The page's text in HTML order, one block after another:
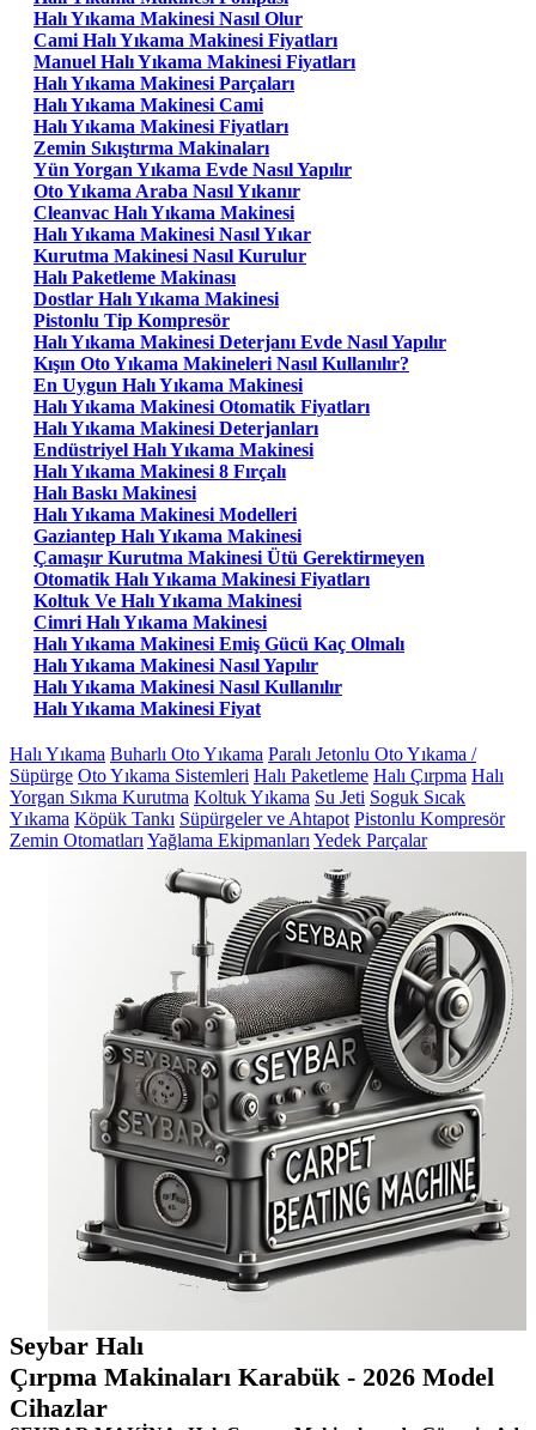
Halı Yıkama Makinesi Nasıl Olur
Cami Halı Yıkama Makinesi Fiyatları
Manuel Halı Yıkama Makinesi Fiyatları
Halı Yıkama Makinesi Parçaları
Halı Yıkama Makinesi Cami
Halı Yıkama Makinesi Fiyatları
Zemin Sıkıştırma Makinaları
Yün Yorgan Yıkama Evde Nasıl Yapılır
Oto Yıkama Araba Nasıl Yıkanır
Cleanvac Halı Yıkama Makinesi
Halı Yıkama Makinesi Nasıl Yıkar
Kurutma Makinesi Nasıl Kurulur
Halı Paketleme Makinası
Dostlar Halı Yıkama Makinesi
Pistonlu Tip Kompresör
Halı Yıkama Makinesi Deterjanı Evde Nasıl Yapılır
Kışın Oto Yıkama Makineleri Nasıl Kullanılır?
En Uygun Halı Yıkama Makinesi
Halı Yıkama Makinesi Otomatik Fiyatları
Halı Yıkama Makinesi Deterjanları
Endüstriyel Halı Yıkama Makinesi
Halı Yıkama Makinesi 8 Fırçalı
Halı Baskı Makinesi
Halı Yıkama Makinesi Modelleri
Gaziantep Halı Yıkama Makinesi
Çamaşır Kurutma Makinesi Ütü Gerektirmeyen
Otomatik Halı Yıkama Makinesi Fiyatları
Koltuk Ve Halı Yıkama Makinesi
Cimri Halı Yıkama Makinesi
Halı Yıkama Makinesi Emiş Gücü Kaç Olmalı
Halı Yıkama Makinesi Nasıl Yapılır
Halı Yıkama Makinesi Nasıl Kullanılır
Halı Yıkama Makinesi Fiyat
Halı Yıkama Buharlı Oto Yıkama Paralı Jetonlu Oto Yıkama /
Süpürge Oto Yıkama Sistemleri Halı Paketleme Halı Çırpma Halı
Yorgan Sıkma Kurutma Koltuk Yıkama Su Jeti Soguk Sıcak
Yıkama Köpük Tankı Süpürgeler ve Ahtapot Pistonlu Kompresör
Zemin Otomatları Yağlama Ekipmanları Yedek Parçalar
Seybar Halı
Çırpma Makinaları Karabük - 2026 Model
Cihazlar